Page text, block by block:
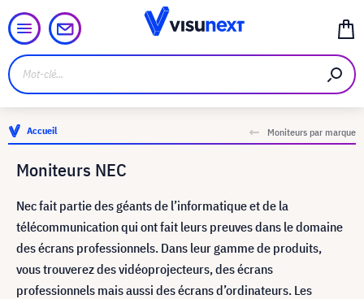
Accueil Moniteurs par marque
Moniteurs NEC
Nec fait partie des géants de l’informatique et de la
télécommunication qui ont fait leurs preuves dans le domaine
des écrans professionnels. Dans leur gamme de produits,
vous trouverez des vidéoprojecteurs, des écrans
professionnels mais aussi des écrans d’ordinateurs. Les